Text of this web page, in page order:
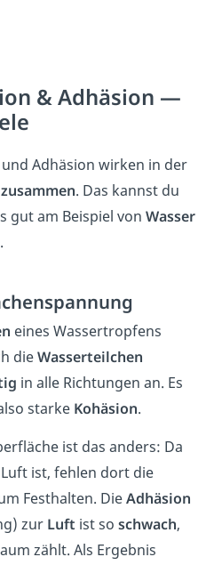
& Adhäsion —
Adhäsion wirken in der
zusammen. Das kannst du
gut am Beispiel vonWasser
eines Wassertropfens
dieWasserteilchen
in alle Richtungen an. Es
starke Kohäsion.
ist das anders: Da
ist, fehlen dort die
Festhalten. DieAdhäsion
zur Luft ist soschwach,
zählt. Als Ergebnis